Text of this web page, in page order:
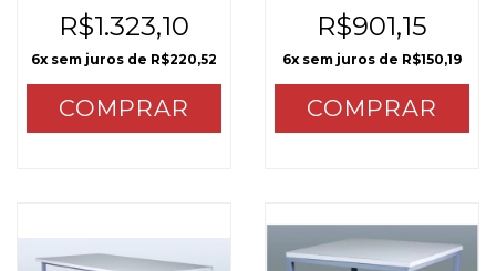
R$1.323,10
6x sem juros de R$220,52
COMPRAR
R$901,15
6x sem juros de R$150,19
COMPRAR